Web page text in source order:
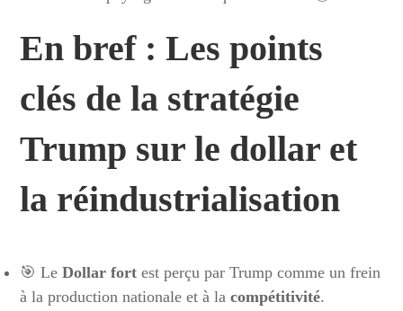
En bref : Les points
clés de la stratégie
Trump sur le dollar et
la réindustrialisation
🎯 LeDollar fort est perçu par Trump comme un frein
à la production nationale et à lacompétitivité.